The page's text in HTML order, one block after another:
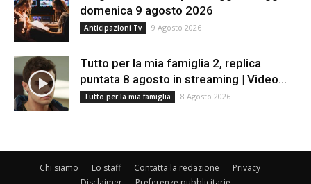
domenica 9 agosto 2026
Anticipazioni Tv 9 Agosto 2026
Tutto per la mia famiglia 2, replica
puntata 8 agosto in streaming | Video...
Tutto per la mia famiglia 8 Agosto 2026
Chi siamo Lo staff Contatta la redazione
Privacy